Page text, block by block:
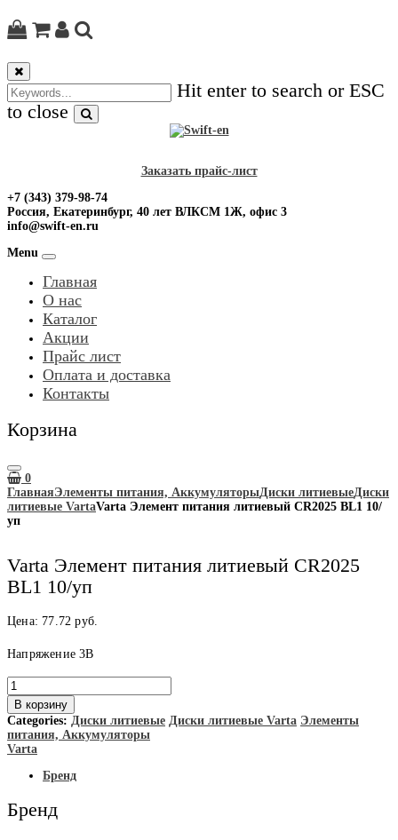
Skip
to
Hit enter to search or ESC
to close
Заказать прайс-лист
+7 (343) 379-98-74
Россия, Екатеринбург, 40 лет ВЛКСМ 1Ж, офис 3
info@swift-en.ru
Menu
Главная
О нас
Каталог
Акции
Прайс лист
Оплата и доставка
Контакты
Корзина
0
ГлавнаяЭлементы питания, АккумуляторыДиски литиевыеДиски
литиевые VartaVarta Элемент питания литиевый CR2025 BL1 10/
уп
Varta Элемент питания литиевый CR2025
BL1 10/уп
Цена: 77.72 руб.
Напряжение 3В
Количество
товара
Varta
Элемент
питания
литиевый
уп
В корзину
Categories: Диски литиевые Диски литиевые Varta Элементы
питания, Аккумуляторы
Varta
Бренд
Бренд